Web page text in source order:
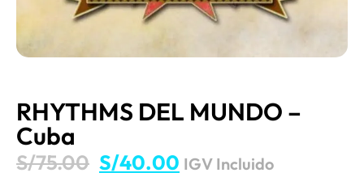
RHYTHMS DEL MUNDO –
Cuba
S/75.00 S/40.00 IGV Incluido